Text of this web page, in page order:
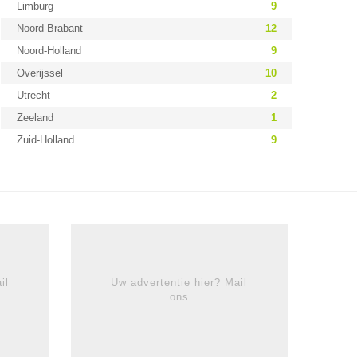
Limburg
9
Noord-Brabant
12
Noord-Holland
9
Overijssel
10
Utrecht
2
Zeeland
1
Zuid-Holland
9
Uw advertentie hier? Mail
ons